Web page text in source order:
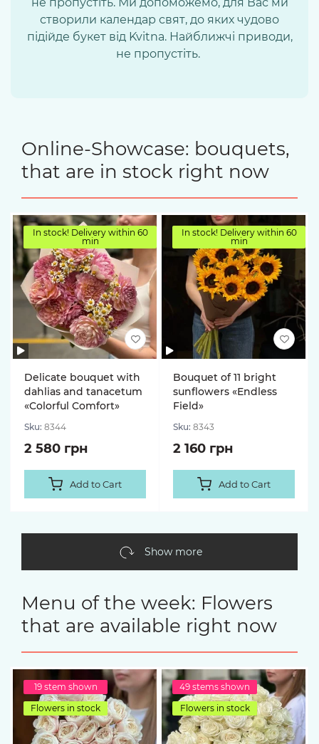
створили календар свят, до яких чудово
підійде букет від Kvitna. Найближчі приводи,
не пропустіть.
Online-Showcase: bouquets,
that are in stock right now
In stock! Delivery within 60
min
Delicate bouquet with
dahlias and tanacetum
«Colorful Comfort»
Sku: 8344
2 580 грн
Add to Cart
In stock! Delivery within 60
min
Bouquet of 11 bright
sunflowers «Endless
Field»
Sku: 8343
2 160 грн
Add to Cart
Show more
Menu of the week: Flowers
that are available right now
19 stem shown
Flowers in stock
49 stems shown
Flowers in stock